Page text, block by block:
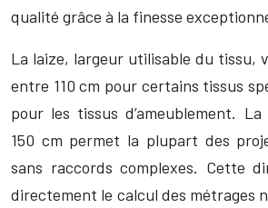
qualité grâce à la finesse
La laize, largeur utilisable du tissu,
entre 110 cm pour certains tissus
pour les tissus d’ameublement.
150 cm permet la plupart des
sans raccords complexes. Cette
directement le calcul des métrages